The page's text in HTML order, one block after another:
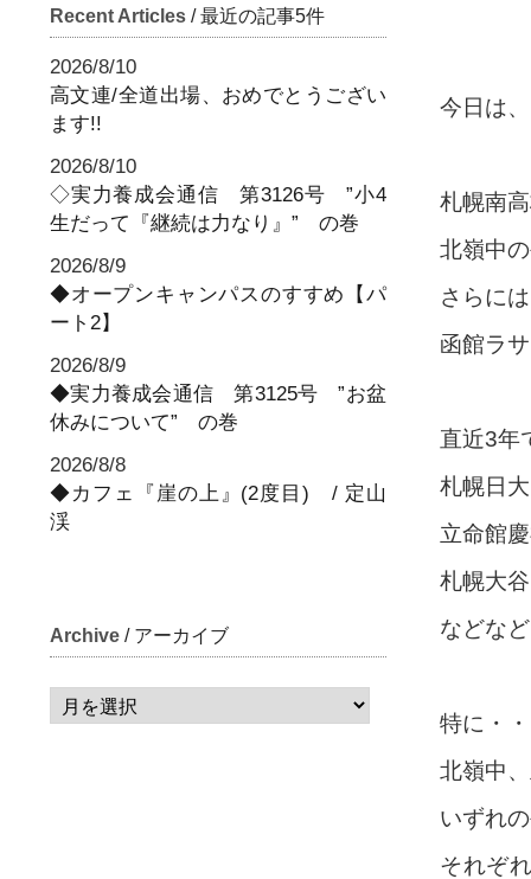
Recent Articles / 最近の記事5件
2026/8/10
高文連/全道出場、おめでとうござい
ます!!
2026/8/10
◇実力養成会通信 第3126号 ”小4
生だって『継続は力なり』” の巻
2026/8/9
◆オープンキャンパスのすすめ【パ
ート2】
2026/8/9
◆実力養成会通信 第3125号 ”お盆
休みについて” の巻
2026/8/8
◆カフェ『崖の上』(2度目) / 定山
渓
Archive / アーカイブ
今日は
札幌南
北嶺中
さらに
函館ラ
直近3年
札幌日
立命館
札幌大
などな
特に・
北嶺中
いずれ
それぞ